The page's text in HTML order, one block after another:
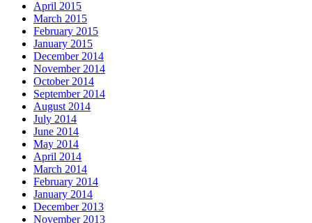
April 2015
March 2015
February 2015
January 2015
December 2014
November 2014
October 2014
September 2014
August 2014
July 2014
June 2014
May 2014
April 2014
March 2014
February 2014
January 2014
December 2013
November 2013